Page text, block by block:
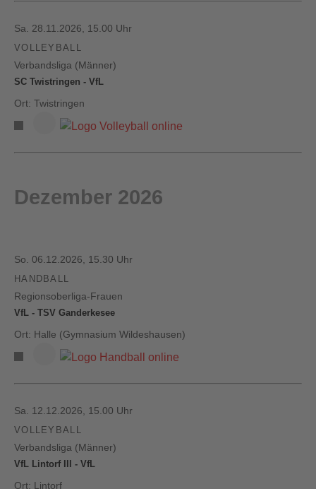
Sa. 28.11.2026, 15.00 Uhr
VOLLEYBALL
Verbandsliga (Männer)
SC Twistringen - VfL
Ort: Twistringen
Dezember 2026
So. 06.12.2026, 15.30 Uhr
HANDBALL
Regionsoberliga-Frauen
VfL - TSV Ganderkesee
Ort: Halle (Gymnasium Wildeshausen)
Sa. 12.12.2026, 15.00 Uhr
VOLLEYBALL
Verbandsliga (Männer)
VfL Lintorf III - VfL
Ort: Lintorf